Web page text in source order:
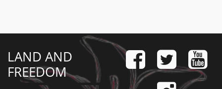
LAND AND
FREEDOM